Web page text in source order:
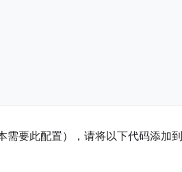
需要此配置），请将以下代码添加到